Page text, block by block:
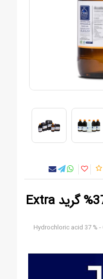
اسید کلریدریک 37% گرید Extra
Hydrochloric acid 37 %